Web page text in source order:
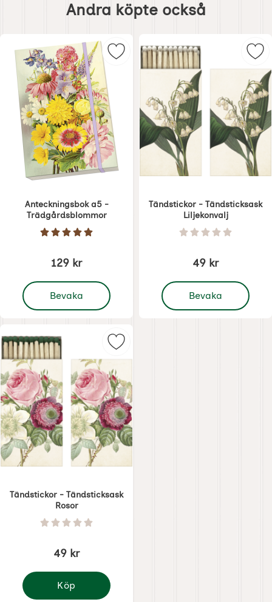
också
Andra köpte också
Anteckningsbok a5 -
Trädgårdsblommor
Art. nr 8740 Betyg: 5 Stjärnor av 5
129 kr
Bevaka
, Anteckningsbok a5 - Trädgårdsblommor
Markera anteckningsbok a5 -
Tändstickor - Tändsticksask
Liljekonvalj
Art. nr 7200 Betyg: 0 Stjärnor
49 kr
Bevaka
, Tändstickor -
Tändstickor - Tändsticksask
Rosor
Art. nr 7199 Betyg: 0 Stjärnor av 5
49 kr
Köp
Tändstickor - Tändsticksask Rosor
Markera tändstickor -